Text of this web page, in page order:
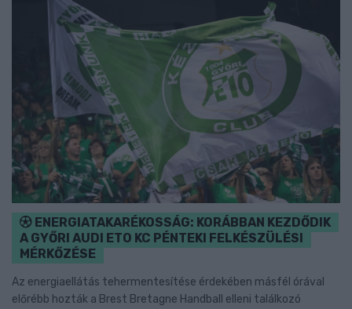
ENERGIATAKARÉKOSSÁG: KORÁBBAN KEZDŐDIK
A GYŐRI AUDI ETO KC PÉNTEKI FELKÉSZÜLÉSI
MÉRKŐZÉSE
Az energiaellátás tehermentesítése érdekében másfél órával
előrébb hozták a Brest Bretagne Handball elleni találkozó